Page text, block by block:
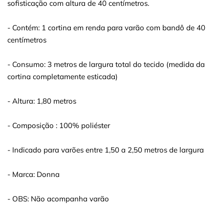
sofisticação com altura de 40 centímetros.
- Contém: 1 cortina em renda para varão com bandô de 40
centímetros
- Consumo: 3 metros de largura total do tecido (medida da
cortina completamente esticada)
- Altura: 1,80 metros
- Composição : 100% poliéster
- Indicado para varões entre 1,50 a 2,50 metros de largura
- Marca: Donna
- OBS: Não acompanha varão